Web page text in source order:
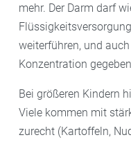
mehr. Der Darm darf
weiterführen, und
Konzentration
Bei größeren Kindern
Viele kommen mit
zurecht (Kartoffeln,